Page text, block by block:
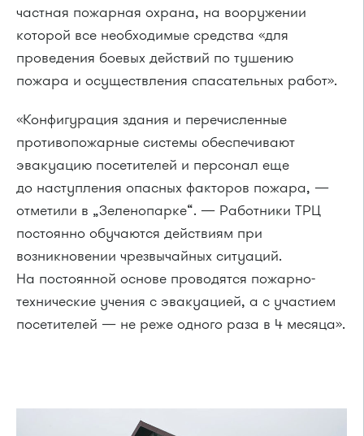
частная пожарная охрана, на вооружении
которой все необходимые средства «для
проведения боевых действий по тушению
пожара и осуществления спасательных работ».
«Конфигурация здания и перечисленные
противопожарные системы обеспечивают
эвакуацию посетителей и персонал еще
до наступления опасных факторов пожара, —
отметили в „Зеленопарке“. — Работники ТРЦ
постоянно обучаются действиям при
возникновении чрезвычайных ситуаций.
На постоянной основе проводятся пожарно-
технические учения с эвакуацией, а с участием
посетителей — не реже одного раза в 4 месяца».